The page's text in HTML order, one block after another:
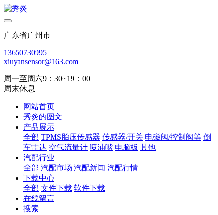
广东省广州市
13650730995
xiuyansensor@163.com
周一至周六9：30~19：00
周末休息
网站首页
秀炎的图文
产品展示
全部 TPMS胎压传感器 传感器/开关 电磁阀/控制阀等 倒
车雷达 空气流量计 喷油嘴 电脑板 其他
汽配行业
全部 汽配市场 汽配新闻 汽配行情
下载中心
全部 文件下载 软件下载
在线留言
搜索